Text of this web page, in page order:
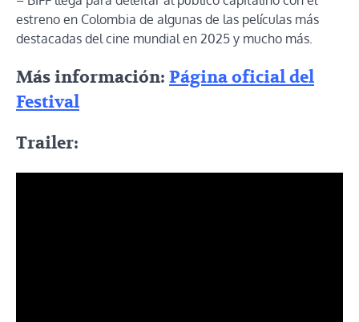
estreno en Colombia de algunas de las películas más
destacadas del cine mundial en 2025 y mucho más.
Más información: Página oficial del
Festival
Trailer: